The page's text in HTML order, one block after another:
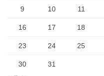
9 10 11
16 17 18
23 24 25
30
31